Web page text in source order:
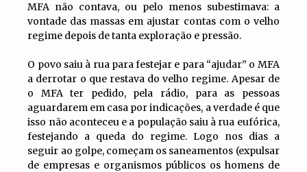
MFA não contava, ou pelo menos subestimava: a
vontade das massas em ajustar contas com o velho
regime depois de tanta exploração e pressão.
O povo saiu à rua para festejar e para “ajudar” o MFA
a derrotar o que restava do velho regime. Apesar de
o MFA ter pedido, pela rádio, para as pessoas
aguardarem em casa por indicações, a verdade é que
isso não aconteceu e a população saiu à rua eufórica,
festejando a queda do regime. Logo nos dias a
seguir ao golpe, começam os saneamentos (expulsar
de empresas e organismos públicos os homens de